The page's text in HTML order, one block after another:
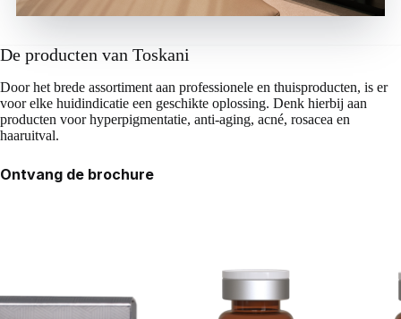
De producten van Toskani
Door het brede assortiment aan professionele en thuisproducten, is er
voor elke huidindicatie een geschikte oplossing. Denk hierbij aan
producten voor hyperpigmentatie, anti-aging, acné, rosacea en
haaruitval.
Ontvang de brochure